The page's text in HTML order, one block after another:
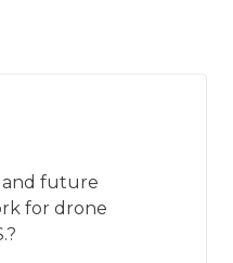
future
for drone